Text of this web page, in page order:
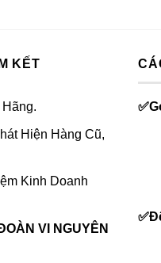
KẾT
Hiện Hàng Cũ,
Kinh Doanh
VI NGUYÊN
✅
✅